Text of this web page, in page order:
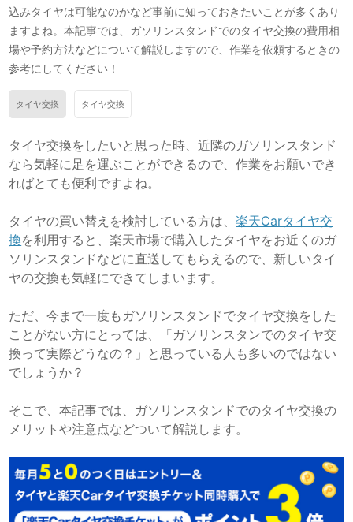
込みタイヤは可能なのかなど事前に知っておきたいことが多くあり
ますよね。本記事では、ガソリンスタンドでのタイヤ交換の費用相
場や予約方法などについて解説しますので、作業を依頼するときの
参考にしてください！
タイヤ交換 タイヤ交換
タイヤ交換をしたいと思った時、近隣のガソリンスタンド
なら気軽に足を運ぶことができるので、作業をお願いでき
ればとても便利ですよね。
タイヤの買い替えを検討している方は、楽天Carタイヤ交
換を利用すると、楽天市場で購入したタイヤをお近くのガ
ソリンスタンドなどに直送してもらえるので、新しいタイ
ヤの交換も気軽にできてしまいます。
ただ、今まで一度もガソリンスタンドでタイヤ交換をした
ことがない方にとっては、「ガソリンスタンでのタイヤ交
換って実際どうなの？」と思っている人も多いのではない
でしょうか？
そこで、本記事では、ガソリンスタンドでのタイヤ交換の
メリットや注意点などついて解説します。